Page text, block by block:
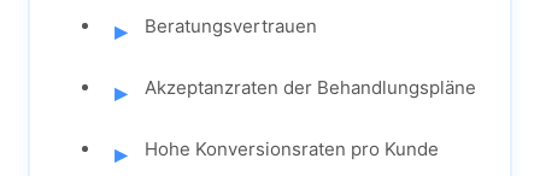
Beratungsvertrauen
Akzeptanzraten der Behandlungspläne
Hohe Konversionsraten pro Kunde